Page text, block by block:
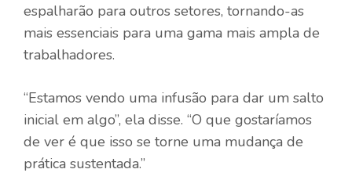
espalharão para outros setores, tornando-as
mais essenciais para uma gama mais ampla de
trabalhadores.
“Estamos vendo uma infusão para dar um salto
inicial em algo”, ela disse. “O que gostaríamos
de ver é que isso se torne uma mudança de
prática sustentada.”